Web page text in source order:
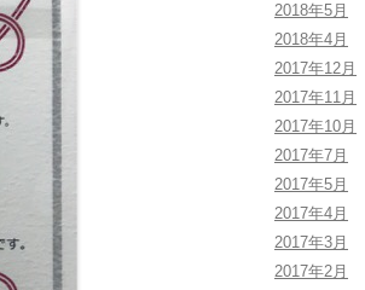
2018年5月
2018年4月
2017年12月
2017年11月
2017年10月
2017年7月
2017年5月
2017年4月
2017年3月
2017年2月